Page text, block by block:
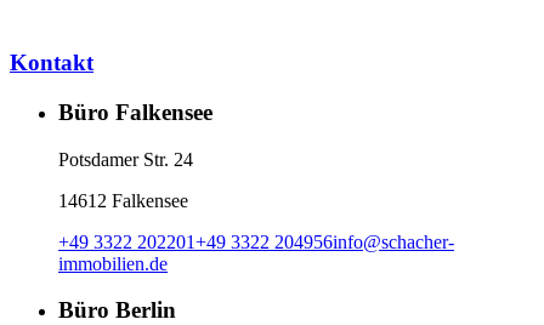
Kontakt
Büro Falkensee
Potsdamer Str. 24
14612 Falkensee
+49 3322 202201+49 3322 204956info@schacher-
immobilien.de
Büro Berlin